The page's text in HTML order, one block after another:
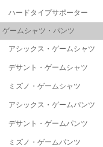
ハードタイプサポーター
ゲームシャツ・パンツ
アシックス・ゲームシャツ
デサント・ゲームシャツ
ミズノ・ゲームシャツ
アシックス・ゲームパンツ
デサント・ゲームパンツ
ミズノ・ゲームパンツ